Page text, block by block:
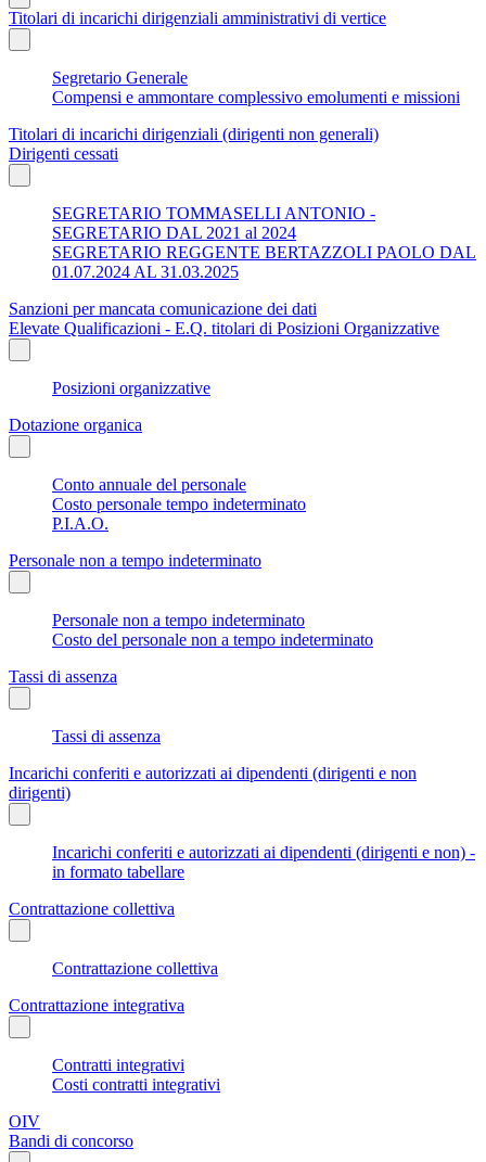
Titolari di incarichi dirigenziali amministrativi di vertice
Segretario Generale
Compensi e ammontare complessivo emolumenti e missioni
Titolari di incarichi dirigenziali (dirigenti non generali)
Dirigenti cessati
SEGRETARIO TOMMASELLI ANTONIO -
SEGRETARIO DAL 2021 al 2024
SEGRETARIO REGGENTE BERTAZZOLI PAOLO DAL
01.07.2024 AL 31.03.2025
Sanzioni per mancata comunicazione dei dati
Elevate Qualificazioni - E.Q. titolari di Posizioni Organizzative
Posizioni organizzative
Dotazione organica
Conto annuale del personale
Costo personale tempo indeterminato
P.I.A.O.
Personale non a tempo indeterminato
Personale non a tempo indeterminato
Costo del personale non a tempo indeterminato
Tassi di assenza
Tassi di assenza
Incarichi conferiti e autorizzati ai dipendenti (dirigenti e non
dirigenti)
Incarichi conferiti e autorizzati ai dipendenti (dirigenti e non) -
in formato tabellare
Contrattazione collettiva
Contrattazione collettiva
Contrattazione integrativa
Contratti integrativi
Costi contratti integrativi
OIV
Bandi di concorso